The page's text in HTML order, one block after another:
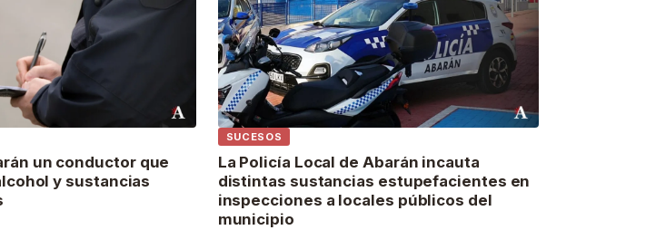
un conductor que
y sustancias
SUCESOS
La Policía Local de Abarán incauta
distintas sustancias estupefacientes en
inspecciones a locales públicos del
municipio